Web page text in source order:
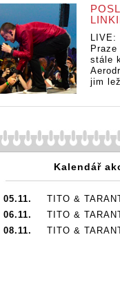
LIVE:
stále
jim
Kalendář
05.11.
TITO &
06.11.
TITO &
08.11.
TITO &